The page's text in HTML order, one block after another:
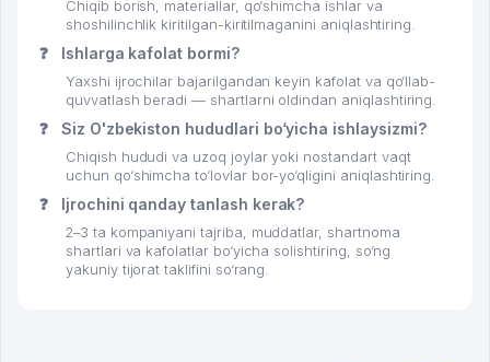
Chiqib borish, materiallar, qo‘shimcha ishlar va
shoshilinchlik kiritilgan-kiritilmaganini aniqlashtiring.
❓ Ishlarga kafolat bormi?
Yaxshi ijrochilar bajarilgandan keyin kafolat va qo‘llab-
quvvatlash beradi — shartlarni oldindan aniqlashtiring.
❓ Siz O'zbekiston hududlari bo‘yicha ishlaysizmi?
Chiqish hududi va uzoq joylar yoki nostandart vaqt
uchun qo‘shimcha to‘lovlar bor-yo‘qligini aniqlashtiring.
❓ Ijrochini qanday tanlash kerak?
2–3 ta kompaniyani tajriba, muddatlar, shartnoma
shartlari va kafolatlar bo‘yicha solishtiring, so‘ng
yakuniy tijorat taklifini so‘rang.